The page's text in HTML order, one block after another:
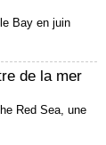
Bay en juin
de la mer
Red Sea, une